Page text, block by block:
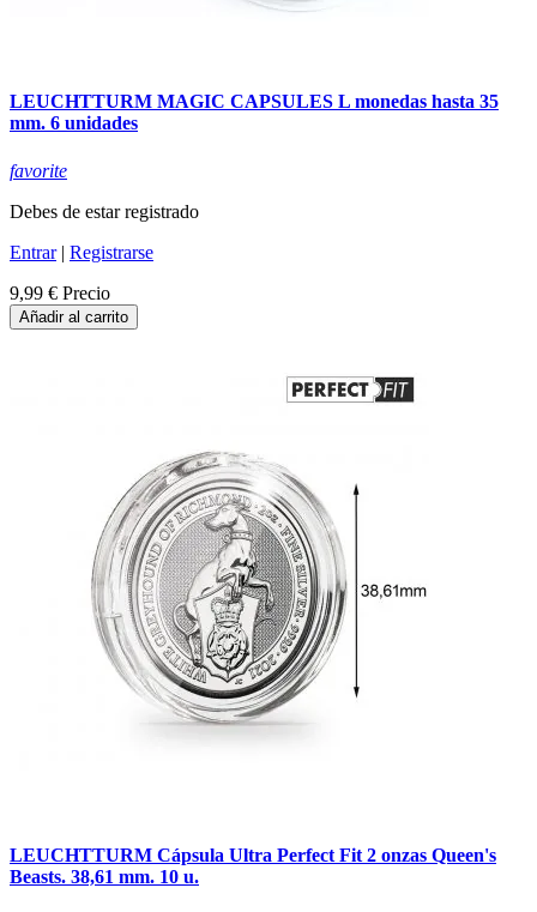
LEUCHTTURM MAGIC CAPSULES L monedas hasta 35
mm. 6 unidades
favorite
Debes de estar registrado
Entrar| Registrarse
9,99 € Precio
Añadir al carrito
LEUCHTTURM Cápsula Ultra Perfect Fit 2 onzas Queen's
Beasts. 38,61 mm. 10 u.